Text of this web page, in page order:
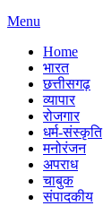
Menu
Home
भारत
छत्तीसगढ़
व्यापार
रोजगार
धर्म-संस्कृति
मनोरंजन
अपराध
चाबुक
संपादकीय